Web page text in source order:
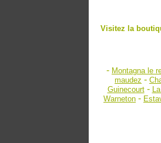
Visitez la
- Montagna le
maudez -
Guinecourt-
Warneton -